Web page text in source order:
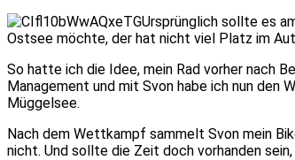
Ursprünglich sollte es
Ostsee möchte, der hat nicht viel Platz im
So hatte ich die Idee, mein Rad vorher nach
Management und mit Svon habe ich nun den
Müggelsee.
Nach dem Wettkampf sammelt Svon mein
nicht. Und sollte die Zeit doch vorhanden